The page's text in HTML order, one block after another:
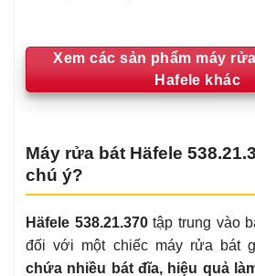
Xem các sản phẩm máy
Hafele khác
Máy rửa bát Häfele
chú ý?
Häfele 538.21.370tập trung vào
đối với một chiếc máy rửa bát
chứa nhiều bát đĩa, hiệu quả